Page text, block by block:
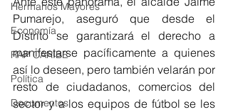
Hermanos Mayores
Economía
RAP CARIBE
Política
Documentos
Pumarejo, aseguró que desde el
Distrito se garantizará el derecho a
manifestarse pacíficamente a quienes
así lo deseen, pero también velarán por
resto de ciudadanos, comercios del
sector y a los equipos de fútbol se les